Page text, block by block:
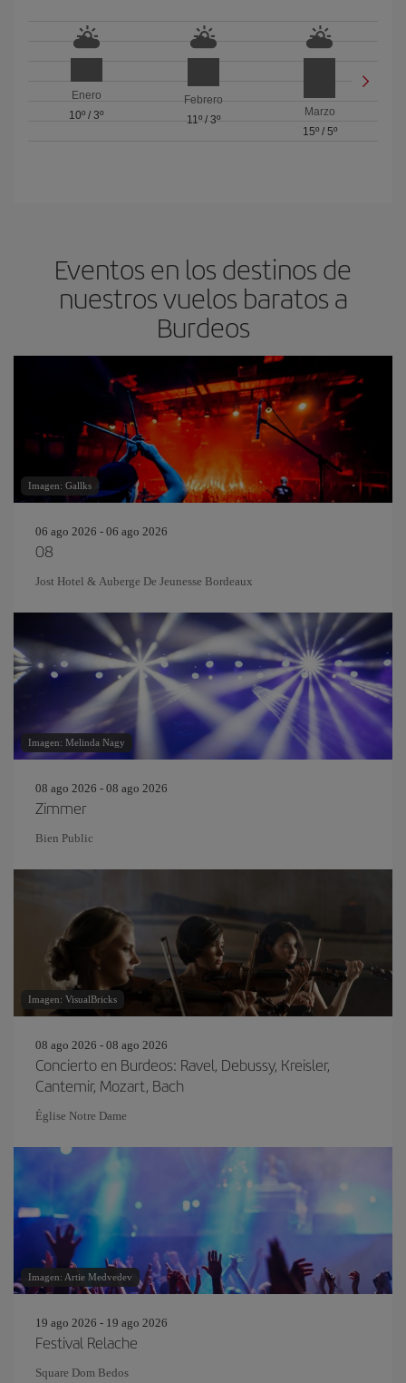
Enero
10º /3º
Febrero
11º/ 3º
Marzo
15º/ 5º
Eventos en los destinos de
nuestros vuelos baratos a
Burdeos
Imagen: Gallks
06 ago 2026 - 06 ago 2026
08
Jost Hotel & Auberge De Jeunesse Bordeaux
Imagen: Melinda Nagy
08 ago 2026 - 08 ago 2026
Zimmer
Bien Public
Imagen: VisualBricks
08 ago 2026 - 08 ago 2026
Concierto en Burdeos: Ravel, Debussy, Kreisler,
Cantemir, Mozart, Bach
Église Notre Dame
Imagen: Artie Medvedev
19 ago 2026 - 19 ago 2026
Festival Relache
Square Dom Bedos